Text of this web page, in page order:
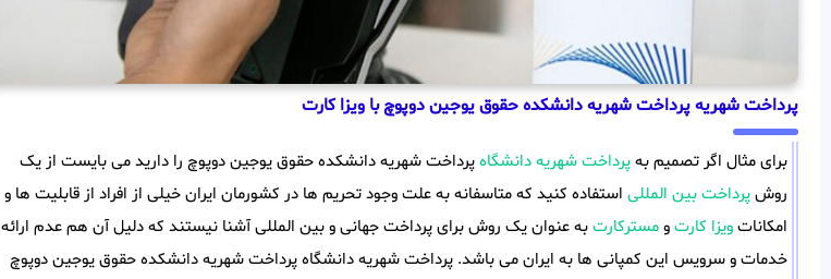
پرداخت شهریه پرداخت شهریه دانشکده حقوق یوجین دوپوچ با ویزا کارت
برای مثال اگر تصمیم بهپرداخت شهریه دانشگاهپرداخت شهریه دانشکده حقوق یوجین دوپوچ را دارید می بایست از یک
روشپرداخت بین المللی استفاده کنید که متاسفانه به علت وجود تحریم ها در کشورمان ایران خیلی از افراد از قابلیت ها و
امکاناتویزا کارتومسترکارتبه عنوان یک روش برای پرداخت جهانی و بین المللی آشنا نیستند که دلیل آن هم عدم ارائه
خدمات و سرویس این کمپانی ها به ایران می باشد. پرداخت شهریه دانشگاه پرداخت شهریه دانشکده حقوق یوجین دوپوچ